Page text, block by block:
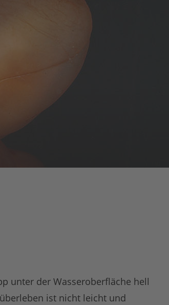
unter der Wasseroberfläche hell
ist nicht leicht und